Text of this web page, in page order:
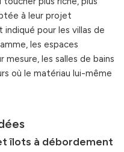
à leur projet
pour les villas de
les espaces
mesure, les salles de bains
où le matériau lui-même
îlots à débordement